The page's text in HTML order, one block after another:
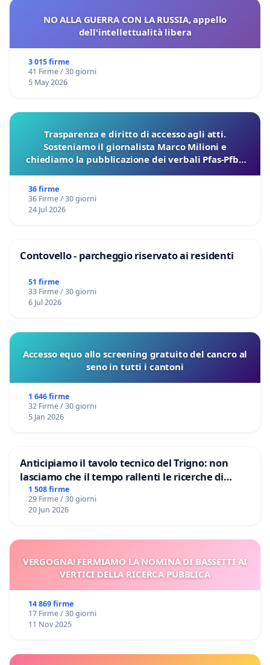
NO ALLA GUERRA CON LA RUSSIA, appello
dell'intellettualità libera
3 015 firme
41 Firme / 30 giorni
5 May 2026
Trasparenza e diritto di accesso agli atti.
Sosteniamo il giornalista Marco Milioni e
chiediamo la pubblicazione dei verbali Pfas-Pfba
36 firme
36 Firme / 30 giorni
24 Jul 2026
Contovello - parcheggio riservato ai residenti
51 firme
33 Firme / 30 giorni
6 Jul 2026
Accesso equo allo screening gratuito del cancro al
seno in tutti i cantoni
1 646 firme
32 Firme / 30 giorni
5 Jan 2026
Anticipiamo il tavolo tecnico del Trigno: non
lasciamo che il tempo rallenti le ricerche di
Domenico Racanati
1 508 firme
29 Firme / 30 giorni
20 Jun 2026
VERGOGNA! FERMIAMO LA NOMINA DI BASSETTI AI
VERTICI DELLA RICERCA PUBBLICA
14 869 firme
17 Firme / 30 giorni
11 Nov 2025